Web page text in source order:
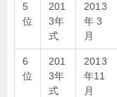
5
位
201
3年
式
2013
年 3
月
6
位
201
3年
式
2013
年11
月